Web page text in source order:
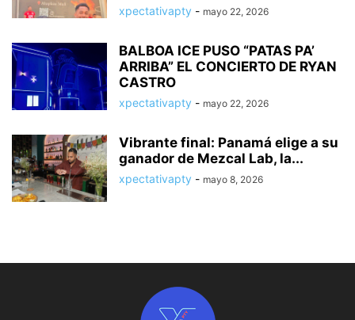
xpectativapty - mayo 22, 2026
BALBOA ICE PUSO “PATAS PA’
ARRIBA” EL CONCIERTO DE RYAN
CASTRO
xpectativapty - mayo 22, 2026
Vibrante final: Panamá elige a su
ganador de Mezcal Lab, la...
xpectativapty - mayo 8, 2026